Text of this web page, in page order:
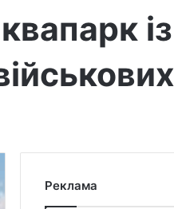
із
Реклама